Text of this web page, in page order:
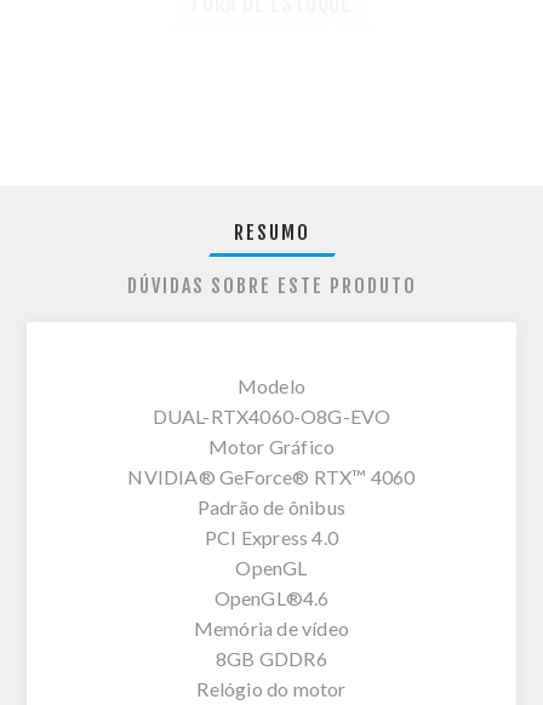
RESUMO
DÚVIDAS SOBRE ESTE PRODUTO
Modelo
DUAL-RTX4060-O8G-EVO
Motor Gráfico
NVIDIA® GeForce® RTX™ 4060
Padrão de ônibus
PCI Express 4.0
OpenGL
OpenGL®4.6
Memória de vídeo
8GB GDDR6
Relógio do motor